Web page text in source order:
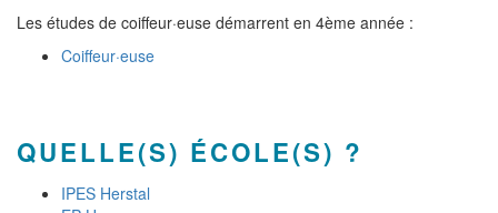
Les études de coiffeur·euse démarrent en 4ème année :
Coiffeur·euse
QUELLE(S) ÉCOLE(S) ?
IPES Herstal